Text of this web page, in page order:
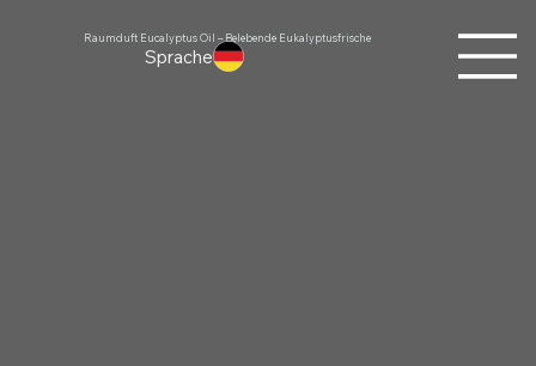
Sprache
Raumduft Eucalyptus Oil – Belebende Eukalyptusfrische